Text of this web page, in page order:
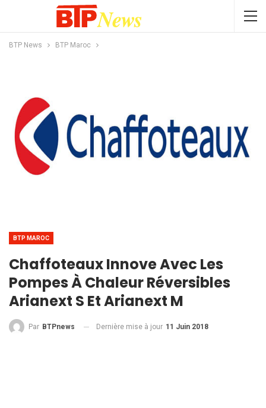
BTP News BTP Maroc
BTP MAROC
Chaffoteaux Innove Avec Les
Pompes À Chaleur Réversibles
Arianext S Et Arianext M
Par BTPnews Dernière mise à jour 11 Juin 2018